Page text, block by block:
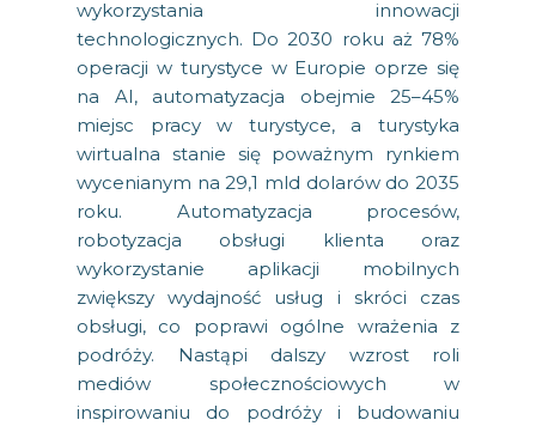
wykorzystania innowacji
technologicznych. Do 2030 roku aż 78%
operacji w turystyce w Europie oprze się
na AI, automatyzacja obejmie 25–45%
miejsc pracy w turystyce, a turystyka
wirtualna stanie się poważnym rynkiem
wycenianym na 29,1 mld dolarów do 2035
roku. Automatyzacja procesów,
robotyzacja obsługi klienta oraz
wykorzystanie aplikacji mobilnych
zwiększy wydajność usług i skróci czas
obsługi, co poprawi ogólne wrażenia z
podróży. Nastąpi dalszy wzrost roli
mediów społecznościowych w
inspirowaniu do podróży i budowaniu